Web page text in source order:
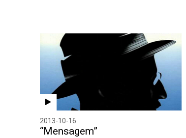
2013-10-16
“Mensagem”